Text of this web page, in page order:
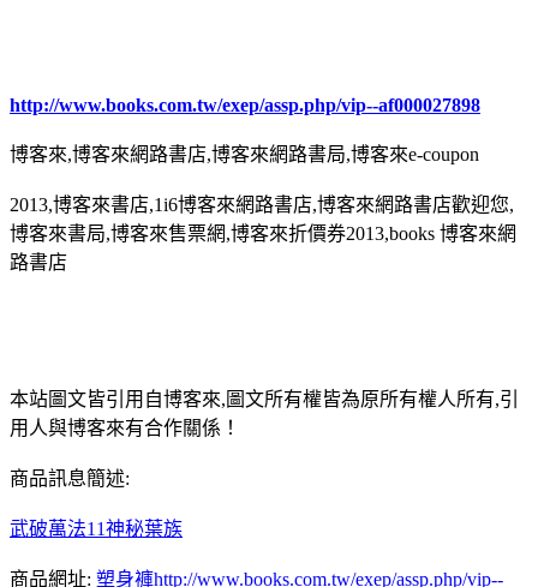
http://www.books.com.tw/exep/assp.php/vip--af000027898
博客來,博客來網路書店,博客來網路書局,博客來e-coupon
2013,博客來書店,1i6博客來網路書店,博客來網路書店歡迎您,
博客來書局,博客來售票網,博客來折價券2013,books 博客來網
路書店
本站圖文皆引用自博客來,圖文所有權皆為原所有權人所有,引
用人與博客來有合作關係！
商品訊息簡述:
武破萬法11神秘葉族
商品網址: 塑身褲http://www.books.com.tw/exep/assp.php/vip--